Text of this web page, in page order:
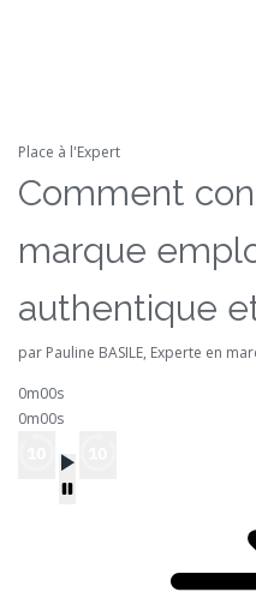
Place à l'Expert
Comment
marque
authentique
par Pauline BASILE, Experte en
0m00s
0m00s